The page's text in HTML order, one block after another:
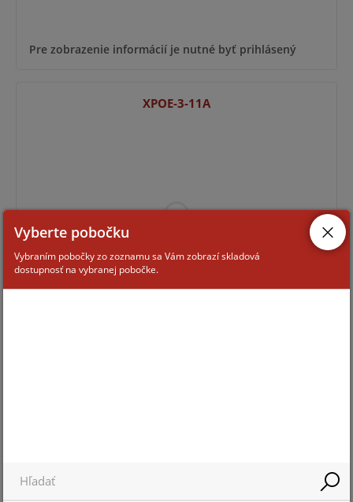
Pre zobrazenie informácií je nutné byť prihlásený
XPOE-3-11A
Vyberte pobočku
Vybraním pobočky zo zoznamu sa Vám zobrazí skladová
dostupnosť na vybranej pobočke.